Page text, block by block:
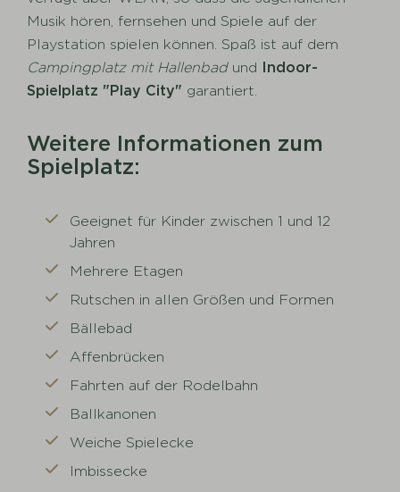
Musik hören, fernsehen und Spiele auf der
Playstation spielen können. Spaß ist auf dem
Campingplatz mit Hallenbadund Indoor-
Spielplatz "Play City" garantiert.
Weitere Informationen zum
Spielplatz:
Geeignet für Kinder zwischen 1 und 12
Jahren
Mehrere Etagen
Rutschen in allen Größen und Formen
Bällebad
Affenbrücken
Fahrten auf der Rodelbahn
Ballkanonen
Weiche Spielecke
Imbissecke